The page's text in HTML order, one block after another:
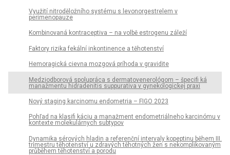
Využití nitroděložního systému s levonorgestrelem v
perimenopauze
Kombinovaná kontraceptiva – na volbě estrogenu záleží
Faktory rizika fekální inkontinence a těhotenství
Hemoragická cievna mozgová príhoda v gravidite
Medziodborová spolupráca s dermatovenerológom – špecifi ká
manažmentu hidradenitis suppurativa v gynekologickej praxi
Nový staging karcinomu endometria – FIGO 2023
Pohľad na klasifi káciu a manažment endometriálneho karcinómu v
kontexte molekulárnych subtypov
Dynamika sérových hladin a referenční intervaly kopeptinu během III.
trimestru těhotenství u zdravých těhotných žen s nekomplikovaným
průběhem těhotenství a porodu